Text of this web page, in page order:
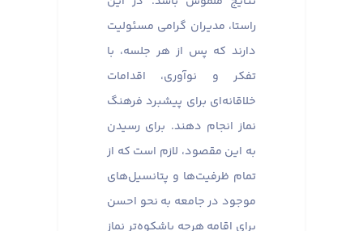
راستا، مدیران گرامی مسئولیت
دارند که پس از هر جلسه، با
تفکر و نوآوری، اقدامات
خلاقانه‌ای برای پیشبرد فرهنگ
نماز انجام دهند. برای رسیدن
به این مقصود، لازم است که از
تمام ظرفیت‌ها و پتانسیل‌های
موجود در جامعه به نحو احسن
برای اقامه هرچه باشکوه‌تر نماز